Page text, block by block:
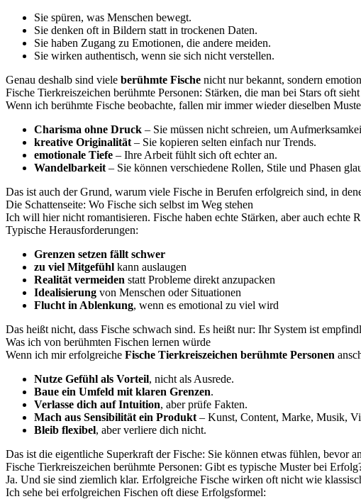
Sie spüren, was Menschen bewegt.
Sie denken oft in Bildern statt in trockenen Daten.
Sie haben Zugang zu Emotionen, die andere meiden.
Sie wirken authentisch, wenn sie sich nicht verstellen.
Genau deshalb sind viele berühmte Fische nicht nur bekannt, sondern
Fische Tierkreiszeichen berühmte Personen: Stärken, die man bei Stars oft sieht
Wenn ich berühmte Fische beobachte, fallen mir immer wieder dieselben
Charisma ohne Druck – Sie müssen nicht schreien, um
kreative Originalität – Sie kopieren selten einfach nur Trends.
emotionale Tiefe – Ihre Arbeit fühlt sich oft echter an.
Wandelbarkeit – Sie können verschiedene Rollen, Stile und Phasen
Das ist auch der Grund, warum viele Fische in Berufen erfolgreich sind, in
Die Schattenseite: Wo Fische sich selbst im Weg stehen
Ich will hier nicht romantisieren. Fische haben echte Stärken, aber auch
Typische Herausforderungen:
Grenzen setzen fällt schwer
zu viel Mitgefühl kann auslaugen
Realität vermeiden statt Probleme direkt anzupacken
Idealisierung von Menschen oder Situationen
Flucht in Ablenkung, wenn es emotional zu viel wird
Das heißt nicht, dass Fische schwach sind. Es heißt nur: Ihr System ist
Was ich von berühmten Fischen lernen würde
Wenn ich mir erfolgreiche Fische Tierkreiszeichen berühmte Personen
Nutze Gefühl als Vorteil, nicht als Ausrede.
Baue ein Umfeld mit klaren Grenzen.
Verlasse dich auf Intuition, aber prüfe Fakten.
Mach aus Sensibilität ein Produkt – Kunst, Content, Marke, Musik,
Bleib flexibel, aber verliere dich nicht.
Das ist die eigentliche Superkraft der Fische: Sie können etwas fühlen, bevor
Fische Tierkreiszeichen berühmte Personen: Gibt es typische Muster bei
Ja. Und sie sind ziemlich klar. Erfolgreiche Fische wirken oft nicht wie
Ich sehe bei erfolgreichen Fischen oft diese Erfolgsformel: